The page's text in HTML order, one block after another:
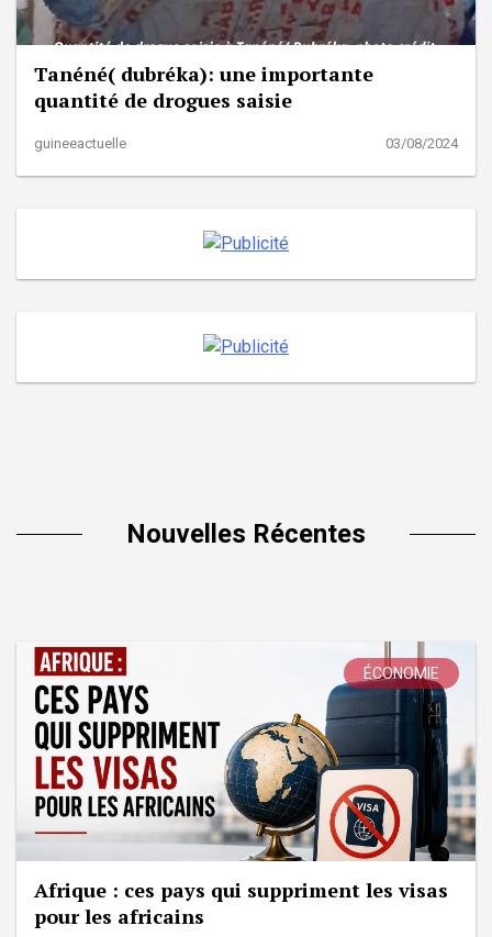
Tanéné( dubréka): une importante
quantité de drogues saisie
guineeactuelle 03/08/2024
Nouvelles Récentes
ÉCONOMIE
Afrique : ces pays qui suppriment les visas
pour les africains